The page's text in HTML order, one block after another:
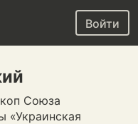
Войти
Союза
«Украинская